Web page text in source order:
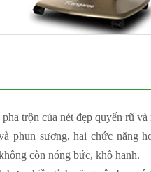
pha trộn của nét đẹp quyến rũ
phun sương, hai chức năng
còn nóng bức, khô hanh.